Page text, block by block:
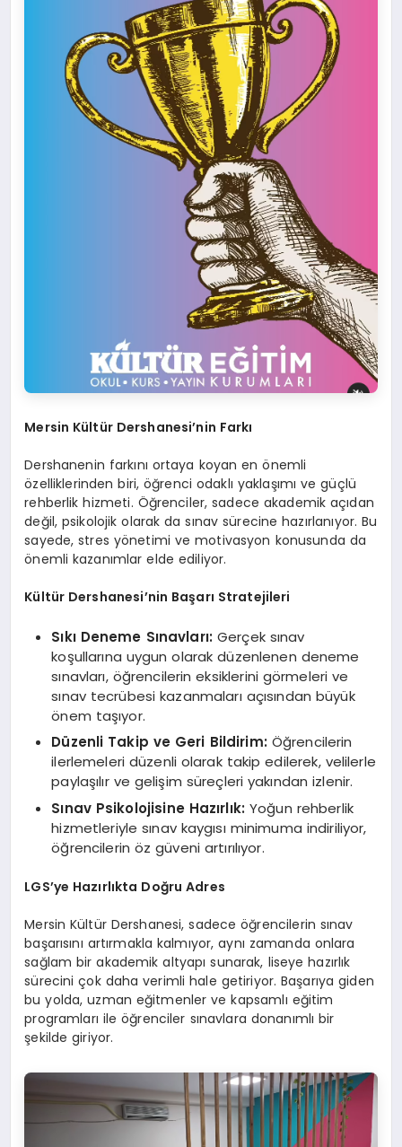
Mersin Kültür Dershanesi’nin Farkı
Dershanenin farkını ortaya koyan en önemli
özelliklerinden biri, öğrenci odaklı yaklaşımı ve güçlü
rehberlik hizmeti. Öğrenciler, sadece akademik açıdan
değil, psikolojik olarak da sınav sürecine hazırlanıyor. Bu
sayede, stres yönetimi ve motivasyon konusunda da
önemli kazanımlar elde ediliyor.
Kültür Dershanesi’nin Başarı Stratejileri
Sıkı Deneme Sınavları: Gerçek sınav
koşullarına uygun olarak düzenlenen deneme
sınavları, öğrencilerin eksiklerini görmeleri ve
sınav tecrübesi kazanmaları açısından büyük
önem taşıyor.
Düzenli Takip ve Geri Bildirim: Öğrencilerin
ilerlemeleri düzenli olarak takip edilerek, velilerle
paylaşılır ve gelişim süreçleri yakından izlenir.
Sınav Psikolojisine Hazırlık: Yoğun rehberlik
hizmetleriyle sınav kaygısı minimuma indiriliyor,
öğrencilerin öz güveni artırılıyor.
LGS’ye Hazırlıkta Doğru Adres
Mersin Kültür Dershanesi, sadece öğrencilerin sınav
başarısını artırmakla kalmıyor, aynı zamanda onlara
sağlam bir akademik altyapı sunarak, liseye hazırlık
sürecini çok daha verimli hale getiriyor. Başarıya giden
bu yolda, uzman eğitmenler ve kapsamlı eğitim
programları ile öğrenciler sınavlara donanımlı bir
şekilde giriyor.